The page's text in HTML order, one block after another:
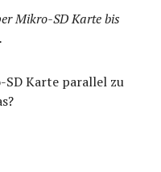
Mikro-SD Karte bis
SD Karte parallel zu